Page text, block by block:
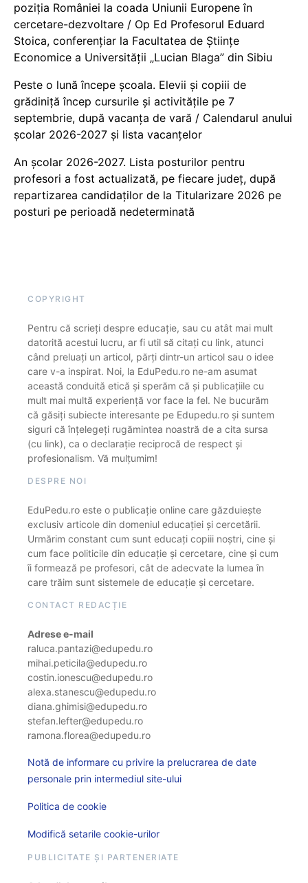
poziția României la coada Uniunii Europene în
cercetare-dezvoltare / Op Ed Profesorul Eduard
Stoica, conferențiar la Facultatea de Științe
Economice a Universității „Lucian Blaga” din Sibiu
Peste o lună începe școala. Elevii și copiii de
grădiniță încep cursurile și activitățile pe 7
septembrie, după vacanța de vară / Calendarul anului
școlar 2026-2027 și lista vacanțelor
An școlar 2026-2027. Lista posturilor pentru
profesori a fost actualizată, pe fiecare județ, după
repartizarea candidaților de la Titularizare 2026 pe
posturi pe perioadă nedeterminată
COPYRIGHT
Pentru că scrieți despre educație, sau cu atât mai mult
datorită acestui lucru, ar fi util să citați cu link, atunci
când preluați un articol, părți dintr-un articol sau o idee
care v-a inspirat. Noi, la EduPedu.ro ne-am asumat
această conduită etică și sperăm că și publicațiile cu
mult mai multă experiență vor face la fel. Ne bucurăm
că găsiți subiecte interesante pe Edupedu.ro și suntem
siguri că înțelegeți rugămintea noastră de a cita sursa
(cu link), ca o declarație reciprocă de respect și
profesionalism. Vă mulțumim!
DESPRE NOI
EduPedu.ro este o publicație online care găzduiește
exclusiv articole din domeniul educației și cercetării.
Urmărim constant cum sunt educați copiii noștri, cine și
cum face politicile din educație și cercetare, cine și cum
îi formează pe profesori, cât de adecvate la lumea în
care trăim sunt sistemele de educație și cercetare.
CONTACT REDACȚIE
Adrese e-mail
raluca.pantazi@edupedu.ro
mihai.peticila@edupedu.ro
costin.ionescu@edupedu.ro
alexa.stanescu@edupedu.ro
diana.ghimisi@edupedu.ro
stefan.lefter@edupedu.ro
ramona.florea@edupedu.ro
Notă de informare cu privire la prelucrarea de date
personale prin intermediul site-ului
Politica de cookie
Modifică setarile cookie-urilor
PUBLICITATE ȘI PARTENERIATE